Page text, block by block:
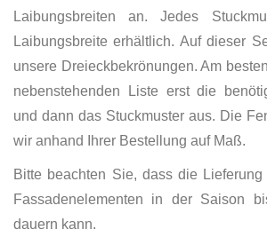
Laibungsbreiten an. Jedes
Laibungsbreite erhältlich. Auf dieser
unsere Dreieckbekrönungen. Am
nebenstehenden Liste erst die
und dann das Stuckmuster aus. Die
wir anhand Ihrer Bestellung auf Maß.
Bitte beachten Sie, dass die
Fassadenelementen in der Saison
dauern kann.